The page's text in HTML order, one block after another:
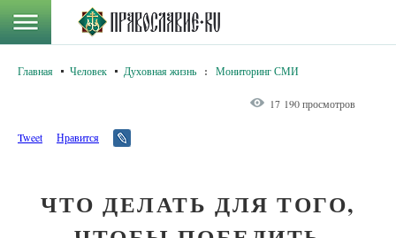
Главная Человек Духовная жизнь : Мониторинг СМИ
17 190 просмотров
Tweet Нравится
ЧТО ДЕЛАТЬ ДЛЯ ТОГО,